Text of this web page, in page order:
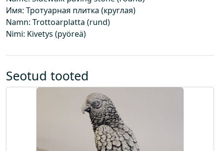
ü
m
a
)
k
o
Имя: Тротуарная плитка (круглая)
Namn: Trottoarplatta (rund)
Nimi: Kivetys (pyöreä)
Seotud tooted